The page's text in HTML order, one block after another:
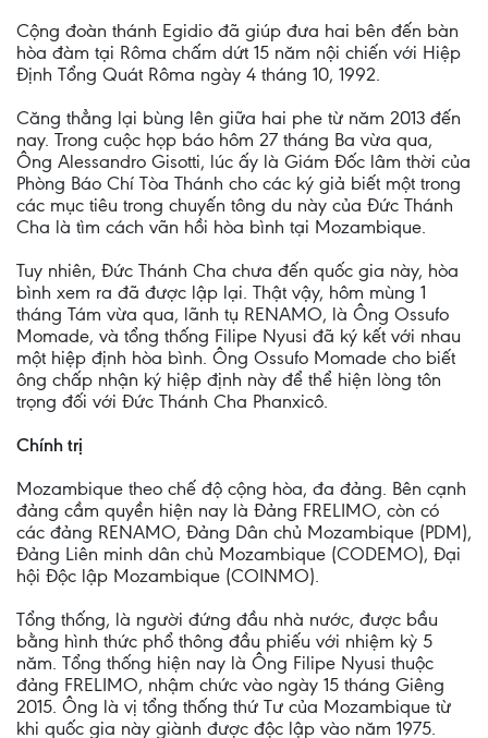
Cộng đoàn thánh Egidio đã giúp đưa hai bên đến bàn
hòa đàm tại Rôma chấm dứt 15 năm nội chiến với Hiệp
Định Tổng Quát Rôma ngày 4 tháng 10, 1992.
Căng thẳng lại bùng lên giữa hai phe từ năm 2013 đến
nay. Trong cuộc họp báo hôm 27 tháng Ba vừa qua,
Ông Alessandro Gisotti, lúc ấy là Giám Đốc lâm thời của
Phòng Báo Chí Tòa Thánh cho các ký giả biết một trong
các mục tiêu trong chuyến tông du này của Đức Thánh
Cha là tìm cách vãn hồi hòa bình tại Mozambique.
Tuy nhiên, Đức Thánh Cha chưa đến quốc gia này, hòa
bình xem ra đã được lập lại. Thật vậy, hôm mùng 1
tháng Tám vừa qua, lãnh tụ RENAMO, là Ông Ossufo
Momade, và tổng thống Filipe Nyusi đã ký kết với nhau
một hiệp định hòa bình. Ông Ossufo Momade cho biết
ông chấp nhận ký hiệp định này để thể hiện lòng tôn
trọng đối với Đức Thánh Cha Phanxicô.
Chính trị
Mozambique theo chế độ cộng hòa, đa đảng. Bên cạnh
đảng cầm quyền hiện nay là Đảng FRELIMO, còn có
các đảng RENAMO, Đảng Dân chủ Mozambique (PDM),
Đảng Liên minh dân chủ Mozambique (CODEMO), Đại
hội Độc lập Mozambique (COINMO).
Tổng thống, là người đứng đầu nhà nước, được bầu
bằng hình thức phổ thông đầu phiếu với nhiệm kỳ 5
năm. Tổng thống hiện nay là Ông Filipe Nyusi thuộc
đảng FRELIMO, nhậm chức vào ngày 15 tháng Giêng
2015. Ông là vị tổng thống thứ Tư của Mozambique từ
khi quốc gia này giành được độc lập vào năm 1975.